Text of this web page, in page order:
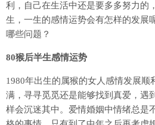
利，自己在生活中还是要多多努力的
生，一生的感情运势会有怎样的发展
哪些问题？
80猴后半生感情运势
1980年出生的属猴的女人感情发展顺
满，寻寻觅觅还是能够找到真爱，遇
样会沉迷其中。爱情婚姻中情绪总是